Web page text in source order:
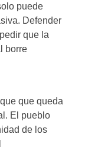
puede
Defender
que la
borre
que queda
El pueblo
de los